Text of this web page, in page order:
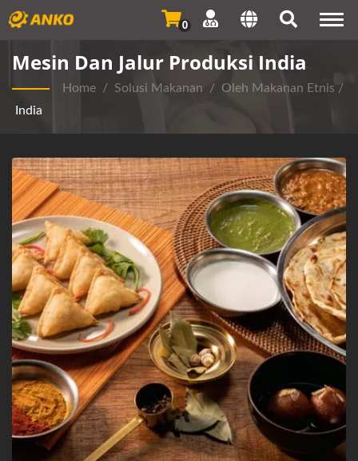
0
Mesin Dan Jalur Produksi India
Home / Solusi Makanan / Oleh Makanan Etnis /
India